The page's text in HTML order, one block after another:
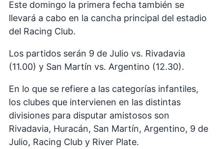
Este domingo la primera fecha también se
llevará a cabo en la cancha principal del estadio
del Racing Club.
Los partidos serán 9 de Julio vs. Rivadavia
(11.00) y San Martín vs. Argentino (12.30).
En lo que se refiere a las categorías infantiles,
los clubes que intervienen en las distintas
divisiones para disputar amistosos son
Rivadavia, Huracán, San Martín, Argentino, 9 de
Julio, Racing Club y River Plate.